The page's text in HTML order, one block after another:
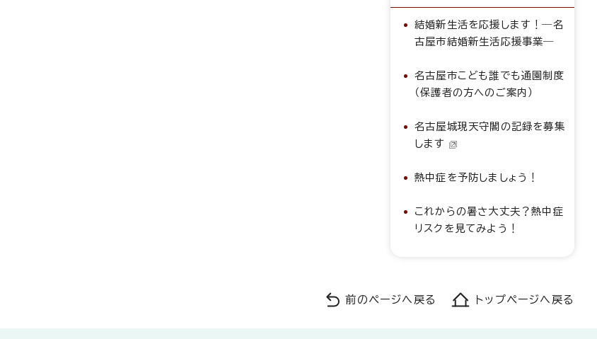
結婚新生活を応援します！―名
古屋市結婚新生活応援事業―
名古屋市こども誰でも通園制度
（保護者の方へのご案内）
名古屋城現天守閣の記録を募集
します
熱中症を予防しましょう！
これからの暑さ大丈夫？熱中症
リスクを見てみよう！
前のページへ戻る トップページへ戻る